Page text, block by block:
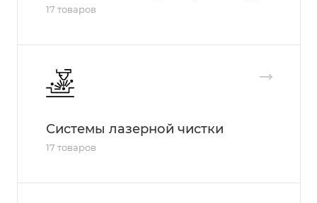
17 товаров
Системы лазерной чистки
17 товаров